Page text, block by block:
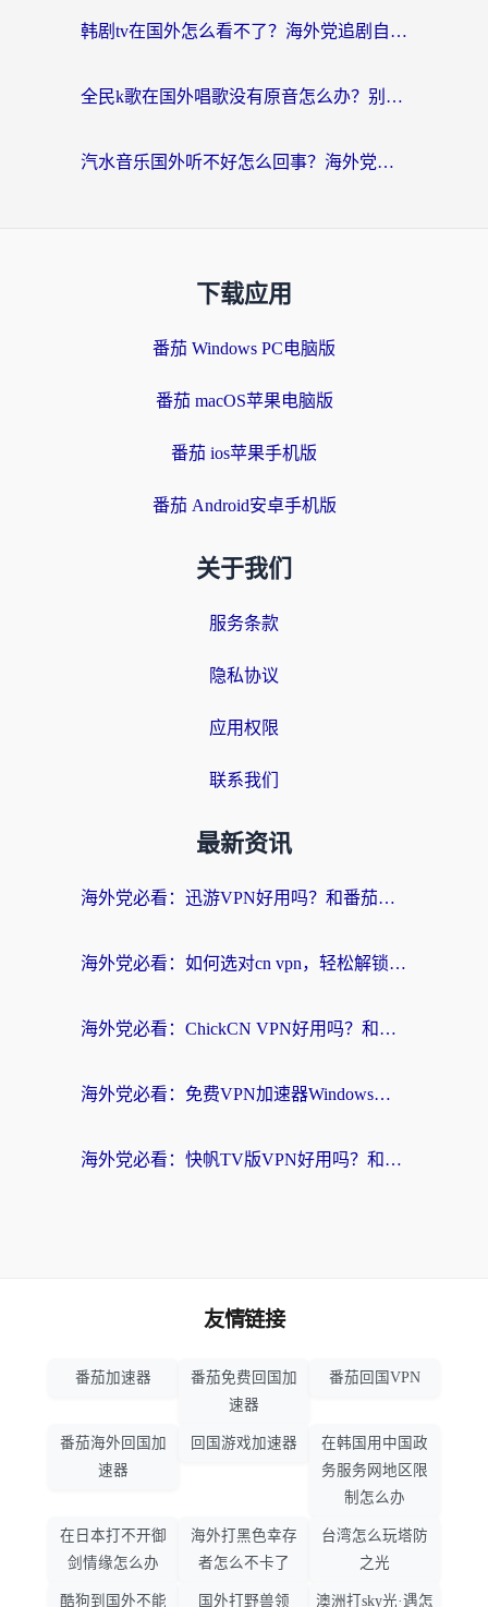
韩剧tv在国外怎么看不了？海外党追剧自由的终极解决方案来了
全民k歌在国外唱歌没有原音怎么办？别让地域限制毁了你的麦霸时刻
汽水音乐国外听不好怎么回事？海外党亲测有效的回国加速方案来了
下载应用
番茄 Windows PC电脑版
番茄 macOS苹果电脑版
番茄 ios苹果手机版
番茄 Android安卓手机版
关于我们
服务条款
隐私协议
应用权限
联系我们
最新资讯
海外党必看：迅游VPN好用吗？和番茄加速器VPN对比哪个回国效果更好？
海外党必看：如何选对cn vpn，轻松解锁国内影音游戏？
海外党必看：ChickCN VPN好用吗？和星河VPN对比哪个回国效果更好？附真实体验+避坑指南
海外党必看：免费VPN加速器Windows版怎么选？附真实测评与无缝访问国内资源指南
海外党必看：快帆TV版VPN好用吗？和hi龟龟VPN对比哪个回国效果更好？附免费加速器选择指南
友情链接
番茄加速器
番茄免费回国加
速器
番茄回国VPN
番茄海外回国加
速器
回国游戏加速器
在韩国用中国政
务服务网地区限
制怎么办
在日本打不开御
剑情缘怎么办
海外打黑色幸存
者怎么不卡了
台湾怎么玩塔防
之光
酷狗到国外不能 国外打野兽领 澳洲打sky光·遇怎